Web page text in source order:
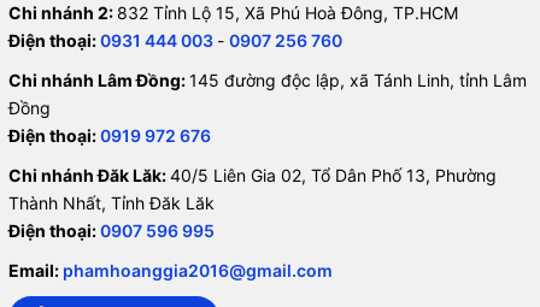
Chi nhánh 2: 832 Tỉnh Lộ 15, Xã Phú Hoà Đông, TP.HCM
Điện thoại:0931 444 003 - 0907 256 760
Chi nhánh Lâm Đồng:145 đường độc lập, xã Tánh Linh, tỉnh Lâm
Đồng
Điện thoại:0919 972 676
Chi nhánh Đăk Lăk:40/5 Liên Gia 02, Tổ Dân Phố 13, Phường
Thành Nhất, Tỉnh Đăk Lăk
Điện thoại:0907 596 995
Email: phamhoanggia2016@gmail.com